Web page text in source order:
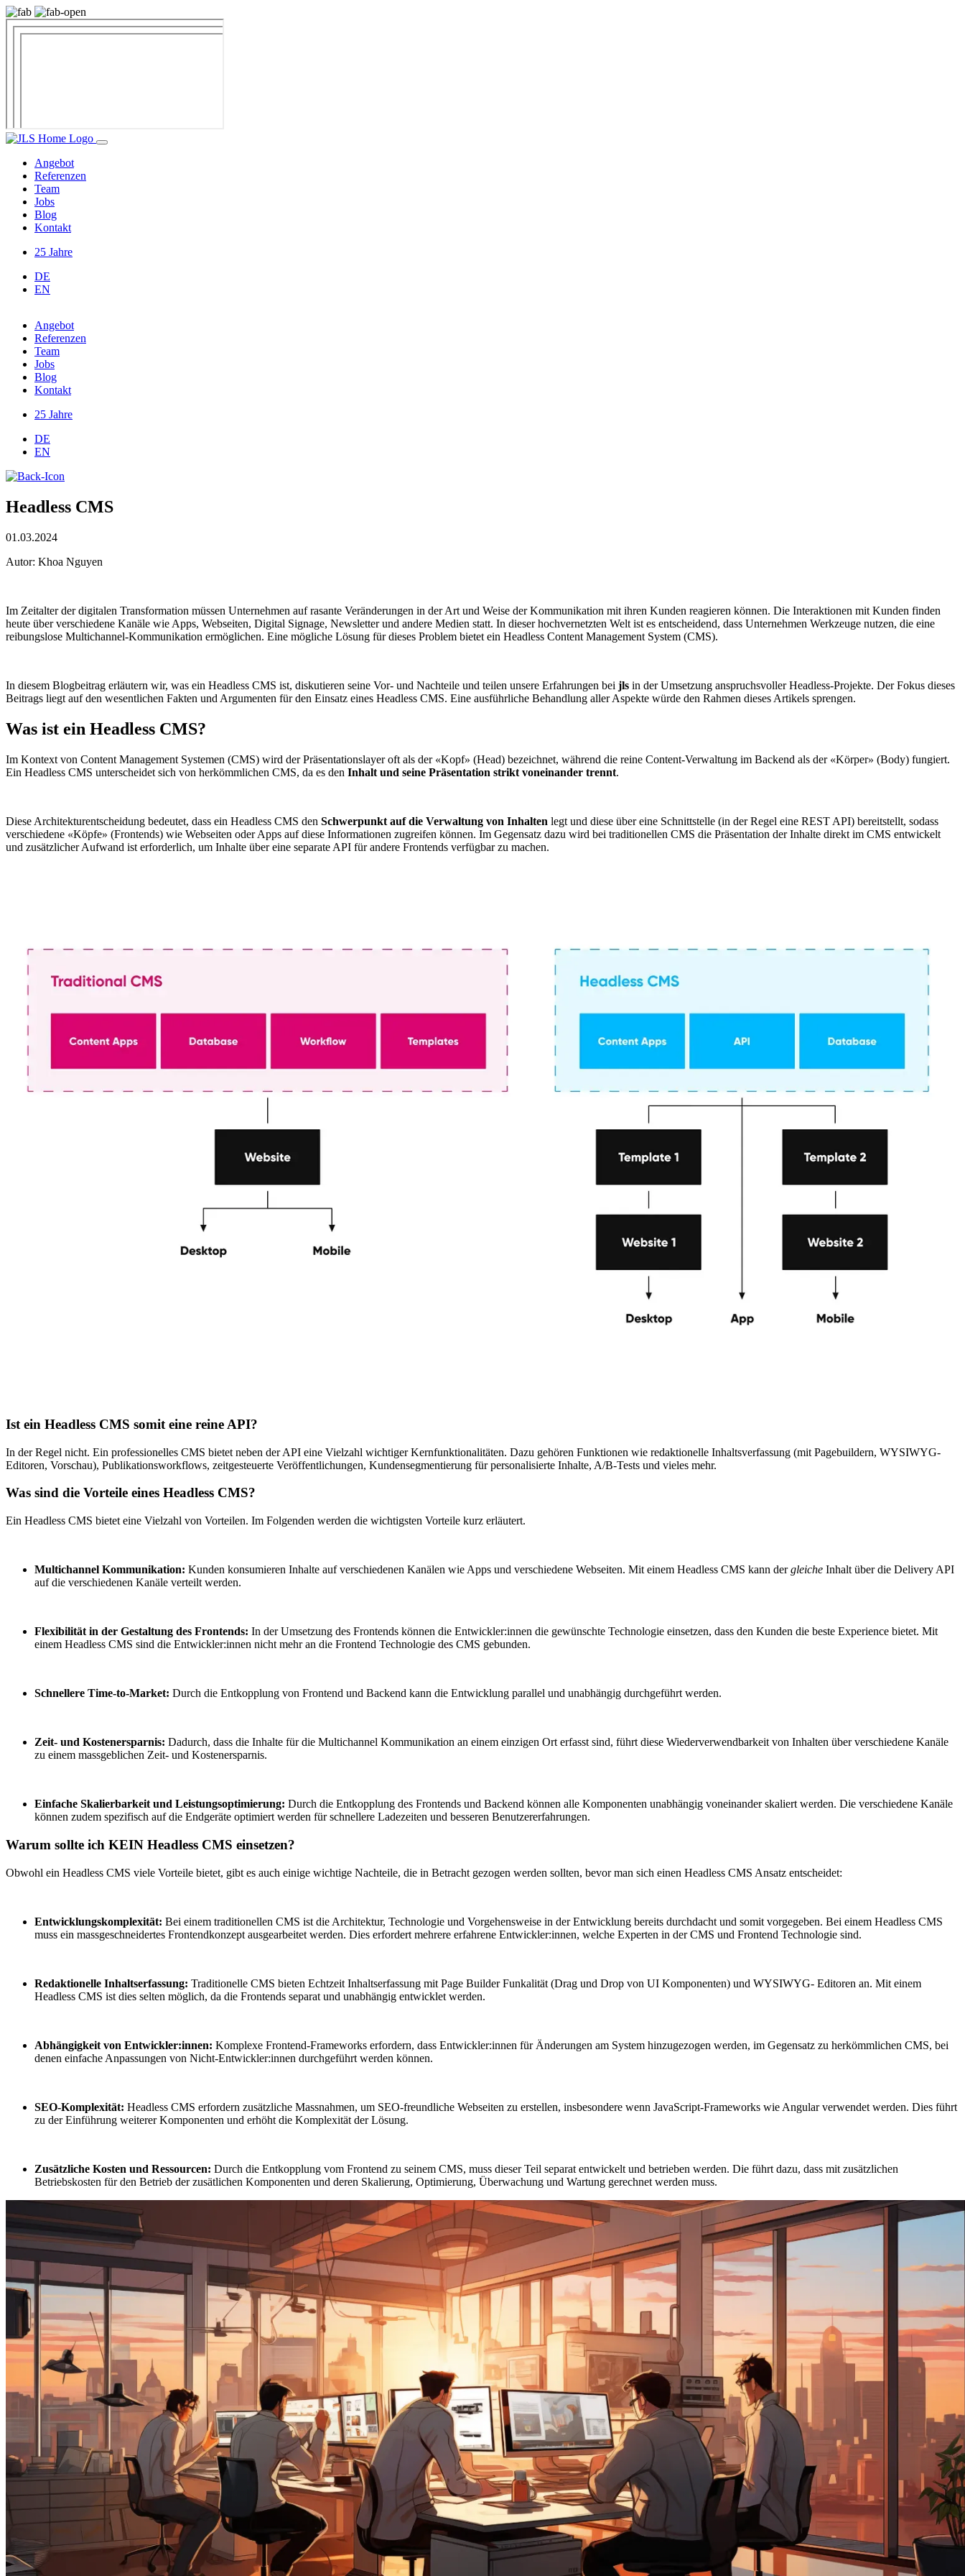
Angebot
Referenzen
Team
Jobs
Blog
Kontakt
25 Jahre
DE
EN
Angebot
Referenzen
Team
Jobs
Blog
Kontakt
25 Jahre
DE
EN
Headless CMS
01.03.2024
Autor: Khoa Nguyen
Im Zeitalter der digitalen Transformation müssen Unternehmen auf rasante Veränderungen in der Art und Weise der Kommunikation mit ihren Kunden reagieren können. Die Interaktionen mit Kunden finden
heute über verschiedene Kanäle wie Apps, Webseiten, Digital Signage, Newsletter und andere Medien statt. In dieser hochvernetzten Welt ist es entscheidend, dass Unternehmen Werkzeuge nutzen, die eine
reibungslose Multichannel-Kommunikation ermöglichen. Eine mögliche Lösung für dieses Problem bietet ein Headless Content Management System (CMS).
In diesem Blogbeitrag erläutern wir, was ein Headless CMS ist, diskutieren seine Vor- und Nachteile und teilen unsere Erfahrungen bei jls in der Umsetzung anspruchsvoller Headless-Projekte. Der Fokus dieses
Beitrags liegt auf den wesentlichen Fakten und Argumenten für den Einsatz eines Headless CMS. Eine ausführliche Behandlung aller Aspekte würde den Rahmen dieses Artikels sprengen.
Was ist ein Headless CMS?
Im Kontext von Content Management Systemen (CMS) wird der Präsentationslayer oft als der «Kopf» (Head) bezeichnet, während die reine Content-Verwaltung im Backend als der «Körper» (Body) fungiert.
Ein Headless CMS unterscheidet sich von herkömmlichen CMS, da es den Inhalt und seine Präsentation strikt voneinander trennt.
Diese Architekturentscheidung bedeutet, dass ein Headless CMS den Schwerpunkt auf die Verwaltung von Inhalten legt und diese über eine Schnittstelle (in der Regel eine REST API) bereitstellt, sodass
verschiedene «Köpfe» (Frontends) wie Webseiten oder Apps auf diese Informationen zugreifen können. Im Gegensatz dazu wird bei traditionellen CMS die Präsentation der Inhalte direkt im CMS entwickelt
und zusätzlicher Aufwand ist erforderlich, um Inhalte über eine separate API für andere Frontends verfügbar zu machen.
Ist ein Headless CMS somit eine reine API?
In der Regel nicht. Ein professionelles CMS bietet neben der API eine Vielzahl wichtiger Kernfunktionalitäten. Dazu gehören Funktionen wie redaktionelle Inhaltsverfassung (mit Pagebuildern, WYSIWYG-
Editoren, Vorschau), Publikationsworkflows, zeitgesteuerte Veröffentlichungen, Kundensegmentierung für personalisierte Inhalte, A/B-Tests und vieles mehr.
Was sind die Vorteile eines Headless CMS?
Ein Headless CMS bietet eine Vielzahl von Vorteilen. Im Folgenden werden die wichtigsten Vorteile kurz erläutert.
Multichannel Kommunikation: Kunden konsumieren Inhalte auf verschiedenen Kanälen wie Apps und verschiedene Webseiten. Mit einem Headless CMS kann dergleiche Inhalt über die Delivery API
auf die verschiedenen Kanäle verteilt werden.
Flexibilität in der Gestaltung des Frontends: In der Umsetzung des Frontends können die Entwickler:innen die gewünschte Technologie einsetzen, dass den Kunden die beste Experience bietet. Mit
einem Headless CMS sind die Entwickler:innen nicht mehr an die Frontend Technologie des CMS gebunden.
Schnellere Time-to-Market: Durch die Entkopplung von Frontend und Backend kann die Entwicklung parallel und unabhängig durchgeführt werden.
Zeit- und Kostenersparnis: Dadurch, dass die Inhalte für die Multichannel Kommunikation an einem einzigen Ort erfasst sind, führt diese Wiederverwendbarkeit von Inhalten über verschiedene Kanäle
zu einem massgeblichen Zeit- und Kostenersparnis.
Einfache Skalierbarkeit und Leistungsoptimierung: Durch die Entkopplung des Frontends und Backend können alle Komponenten unabhängig voneinander skaliert werden. Die verschiedene Kanäle
können zudem spezifisch auf die Endgeräte optimiert werden für schnellere Ladezeiten und besseren Benutzererfahrungen.
Warum sollte ich KEIN Headless CMS einsetzen?
Obwohl ein Headless CMS viele Vorteile bietet, gibt es auch einige wichtige Nachteile, die in Betracht gezogen werden sollten, bevor man sich einen Headless CMS Ansatz entscheidet:
Entwicklungskomplexität: Bei einem traditionellen CMS ist die Architektur, Technologie und Vorgehensweise in der Entwicklung bereits durchdacht und somit vorgegeben. Bei einem Headless CMS
muss ein massgeschneidertes Frontendkonzept ausgearbeitet werden. Dies erfordert mehrere erfahrene Entwickler:innen, welche Experten in der CMS und Frontend Technologie sind.
Redaktionelle Inhaltserfassung: Traditionelle CMS bieten Echtzeit Inhaltserfassung mit Page Builder Funkalität (Drag und Drop von UI Komponenten) und WYSIWYG- Editoren an. Mit einem
Headless CMS ist dies selten möglich, da die Frontends separat und unabhängig entwicklet werden.
Abhängigkeit von Entwickler:innen: Komplexe Frontend-Frameworks erfordern, dass Entwickler:innen für Änderungen am System hinzugezogen werden, im Gegensatz zu herkömmlichen CMS, bei
denen einfache Anpassungen von Nicht-Entwickler:innen durchgeführt werden können.
SEO-Komplexität: Headless CMS erfordern zusätzliche Massnahmen, um SEO-freundliche Webseiten zu erstellen, insbesondere wenn JavaScript-Frameworks wie Angular verwendet werden. Dies führt
zu der Einführung weiterer Komponenten und erhöht die Komplexität der Lösung.
Zusätzliche Kosten und Ressourcen: Durch die Entkopplung vom Frontend zu seinem CMS, muss dieser Teil separat entwickelt und betrieben werden. Die führt dazu, dass mit zusätzlichen
Betriebskosten für den Betrieb der zusätlichen Komponenten und deren Skalierung, Optimierung, Überwachung und Wartung gerechnet werden muss.